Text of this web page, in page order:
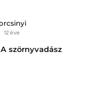
12 éve
A szörnyvadász